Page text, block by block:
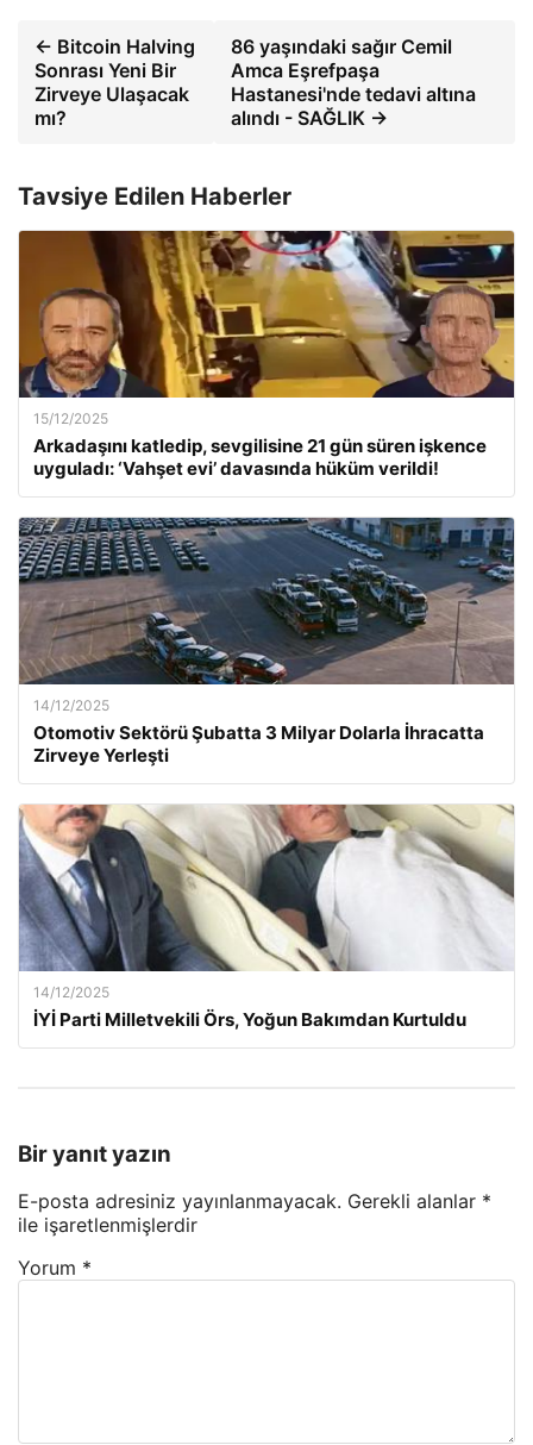
← Bitcoin Halving
Sonrası Yeni Bir
Zirveye Ulaşacak
mı?
86 yaşındaki sağır Cemil
Amca Eşrefpaşa
Hastanesi'nde tedavi altına
alındı ​​- SAĞLIK →
Tavsiye Edilen Haberler
15/12/2025
Arkadaşını katledip, sevgilisine 21 gün süren işkence
uyguladı: ‘Vahşet evi’ davasında hüküm verildi!
14/12/2025
Otomotiv Sektörü Şubatta 3 Milyar Dolarla İhracatta
Zirveye Yerleşti
14/12/2025
İYİ Parti Milletvekili Örs, Yoğun Bakımdan Kurtuldu
Bir yanıt yazın
E-posta adresiniz yayınlanmayacak. Gerekli alanlar *
ile işaretlenmişlerdir
Yorum *